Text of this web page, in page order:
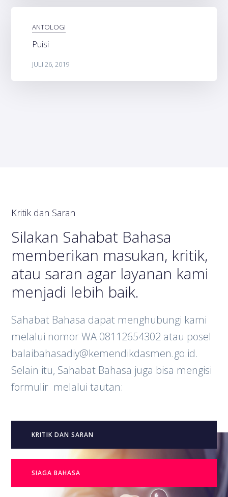
ANTOLOGI
Puisi
JULI 26, 2019
Kritik dan Saran
Silakan Sahabat Bahasa
memberikan masukan, kritik,
atau saran agar layanan kami
menjadi lebih baik.
Sahabat Bahasa dapat menghubungi kami
melalui nomor WA 08112654302 atau posel
balaibahasadiy@kemendikdasmen.go.id.
Selain itu, Sahabat Bahasa juga bisa mengisi
formulir melalui tautan:
KRITIK DAN SARAN
SIAGA BAHASA